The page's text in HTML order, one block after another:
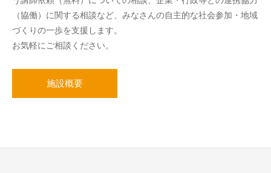
（協働）に関する相談など、みなさんの自主的な社会参加・地域
づくりの一歩を支援します。
お気軽にご相談ください。
施設概要